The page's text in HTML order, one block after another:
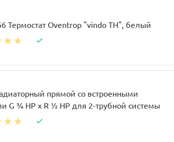
Термостат Oventrop "vindo TH", белый
прямой со встроенными
G ¾ НР x R ½ НР для 2-трубной системы